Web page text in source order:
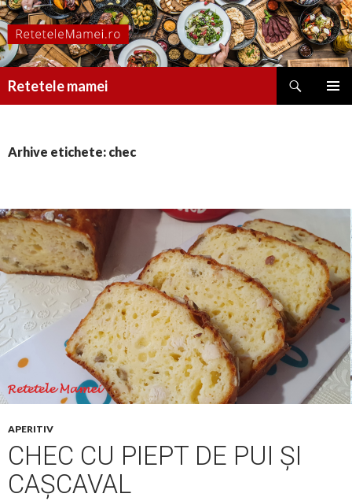
Retetele mamei
Arhive etichete: chec
APERITIV
CHEC CU PIEPT DE PUI ȘI
CAȘCAVAL